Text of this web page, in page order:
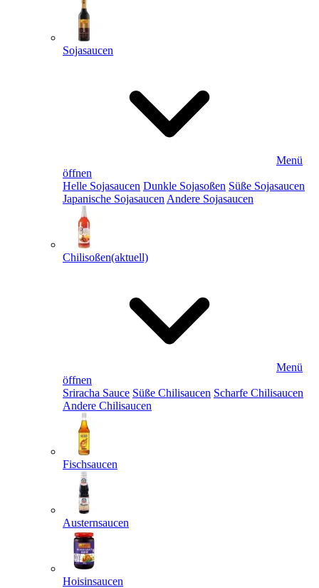
Sojasaucen
Menü
öffnen
Helle Sojasaucen Dunkle Sojasoßen Süße Sojasaucen
Japanische Sojasaucen Andere Sojasaucen
Chilisoßen(aktuell)
Menü
öffnen
Sriracha Sauce Süße Chilisaucen Scharfe Chilisaucen
Andere Chilisaucen
Fischsaucen
Austernsaucen
Hoisinsaucen